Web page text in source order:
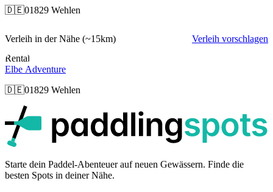
🇩🇪01829 Wehlen
Verleih in der Nähe (~15km)
Verleih vorschlagen
Rental
Elbe Adventure
🇩🇪01829 Wehlen
Starte dein Paddel-Abenteuer auf neuen Gewässern. Finde die
besten Spots in deiner Nähe.